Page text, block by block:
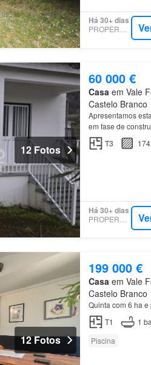
Há 30+ dias
PROPERSTAR
12 Fotos
60 000 €
Casa em Vale
Castelo Branco
Apresentamos
em fase de
T3
Há 30+ dias
12 Fotos
199 000 €
Casaem Vale
Castelo Branco
Quinta com 6 ha
T1
1
Piscina